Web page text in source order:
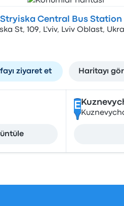
Stryiska Central Bus Station
St, 109, L'viv, Lviv Oblast,
ziyaret et Haritayı
E